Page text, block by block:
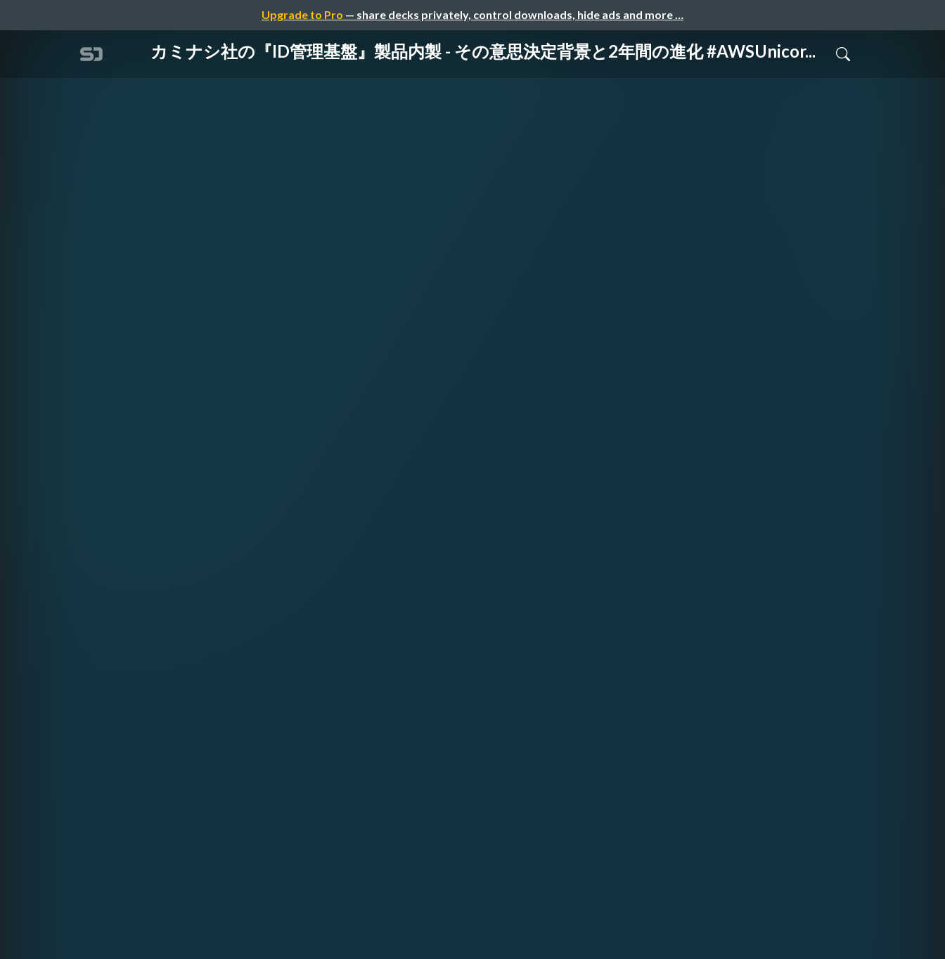
Upgrade to Pro — share decks privately, control downloads, hide ads and more …
カミナシ社の『ID管理基盤』製品内製 - その意思決定背景と2年間の進化 #AWSUnicor...